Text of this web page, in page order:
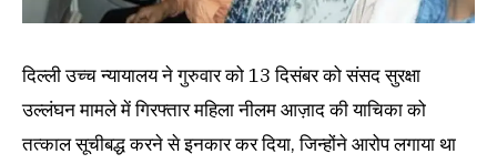
दिल्ली उच्च न्यायालय ने गुरुवार को 13 दिसंबर को संसद सुरक्षा
उल्लंघन मामले में गिरफ्तार महिला नीलम आज़ाद की याचिका को
तत्काल सूचीबद्ध करने से इनकार कर दिया, जिन्होंने आरोप लगाया था